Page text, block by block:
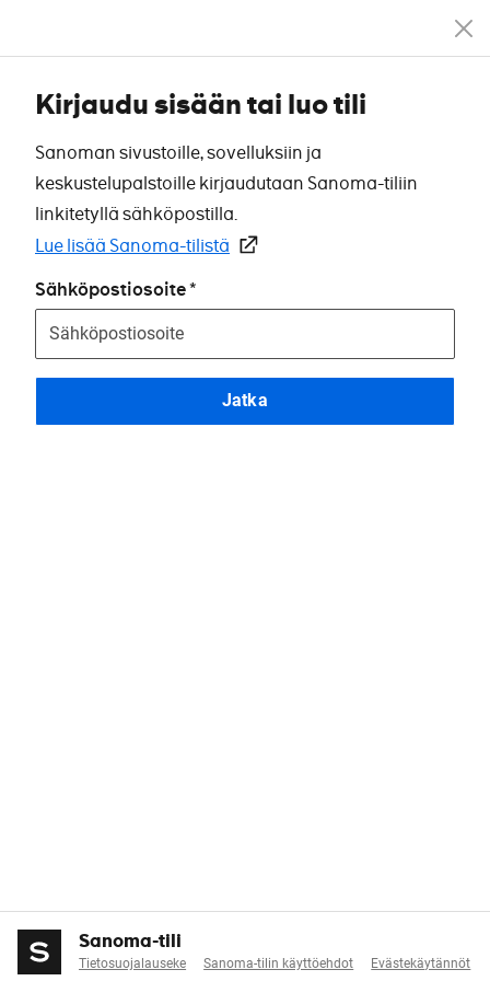
Kirjaudu sisään tai luo tili
Sanoman sivustoille, sovelluksiin ja
keskustelupalstoille kirjaudutaan Sanoma-tiliin
linkitetyllä sähköpostilla.
Lue lisää Sanoma-tilistä
Sähköpostiosoite
Jatka
Sanoma-tili
Tietosuojalauseke Sanoma-tilin käyttöehdot Evästekäytännöt